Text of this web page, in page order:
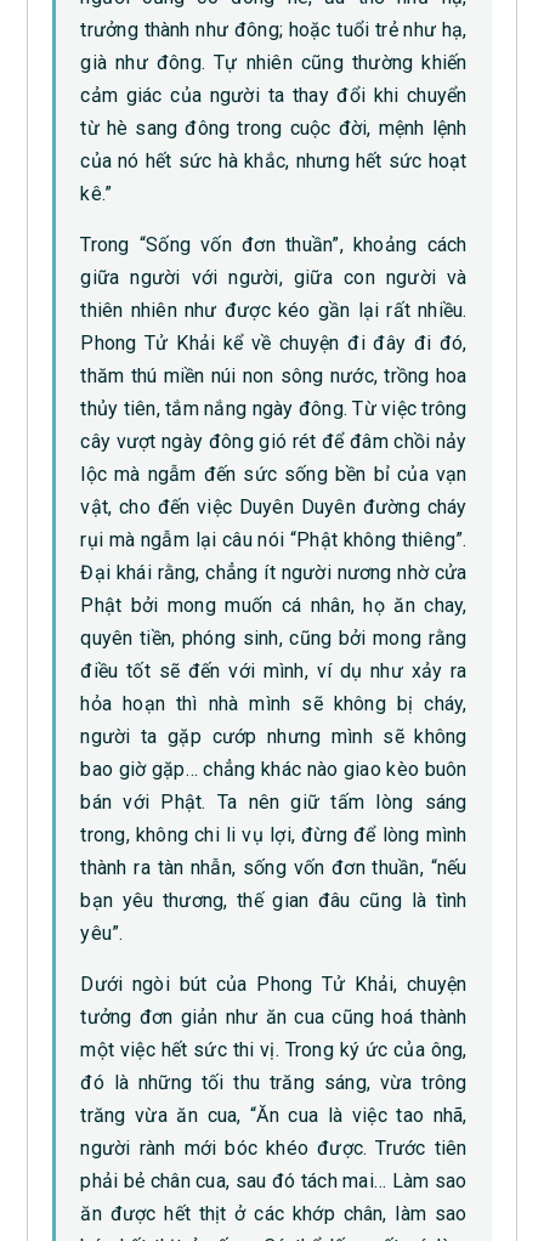
trưởng thành như đông; hoặc tuổi trẻ như hạ,
già như đông. Tự nhiên cũng thường khiến
cảm giác của người ta thay đổi khi chuyển
từ hè sang đông trong cuộc đời, mệnh lệnh
của nó hết sức hà khắc, nhưng hết sức hoạt
kê.”
Trong “Sống vốn đơn thuần”, khoảng cách
giữa người với người, giữa con người và
thiên nhiên như được kéo gần lại rất nhiều.
Phong Tử Khải kể về chuyện đi đây đi đó,
thăm thú miền núi non sông nước, trồng hoa
thủy tiên, tắm nắng ngày đông. Từ việc trông
cây vượt ngày đông gió rét để đâm chồi nảy
lộc mà ngẫm đến sức sống bền bỉ của vạn
vật, cho đến việc Duyên Duyên đường cháy
rụi mà ngẫm lại câu nói “Phật không thiêng”.
Đại khái rằng, chẳng ít người nương nhờ cửa
Phật bởi mong muốn cá nhân, họ ăn chay,
quyên tiền, phóng sinh, cũng bởi mong rằng
điều tốt sẽ đến với mình, ví dụ như xảy ra
hỏa hoạn thì nhà mình sẽ không bị cháy,
người ta gặp cướp nhưng mình sẽ không
bao giờ gặp… chẳng khác nào giao kèo buôn
bán với Phật. Ta nên giữ tấm lòng sáng
trong, không chi li vụ lợi, đừng để lòng mình
thành ra tàn nhẫn, sống vốn đơn thuần, “nếu
bạn yêu thương, thế gian đâu cũng là tình
yêu”.
Dưới ngòi bút của Phong Tử Khải, chuyện
tưởng đơn giản như ăn cua cũng hoá thành
một việc hết sức thi vị. Trong ký ức của ông,
đó là những tối thu trăng sáng, vừa trông
trăng vừa ăn cua, “Ăn cua là việc tao nhã,
người rành mới bóc khéo được. Trước tiên
phải bẻ chân cua, sau đó tách mai… Làm sao
ăn được hết thịt ở các khớp chân, làm sao